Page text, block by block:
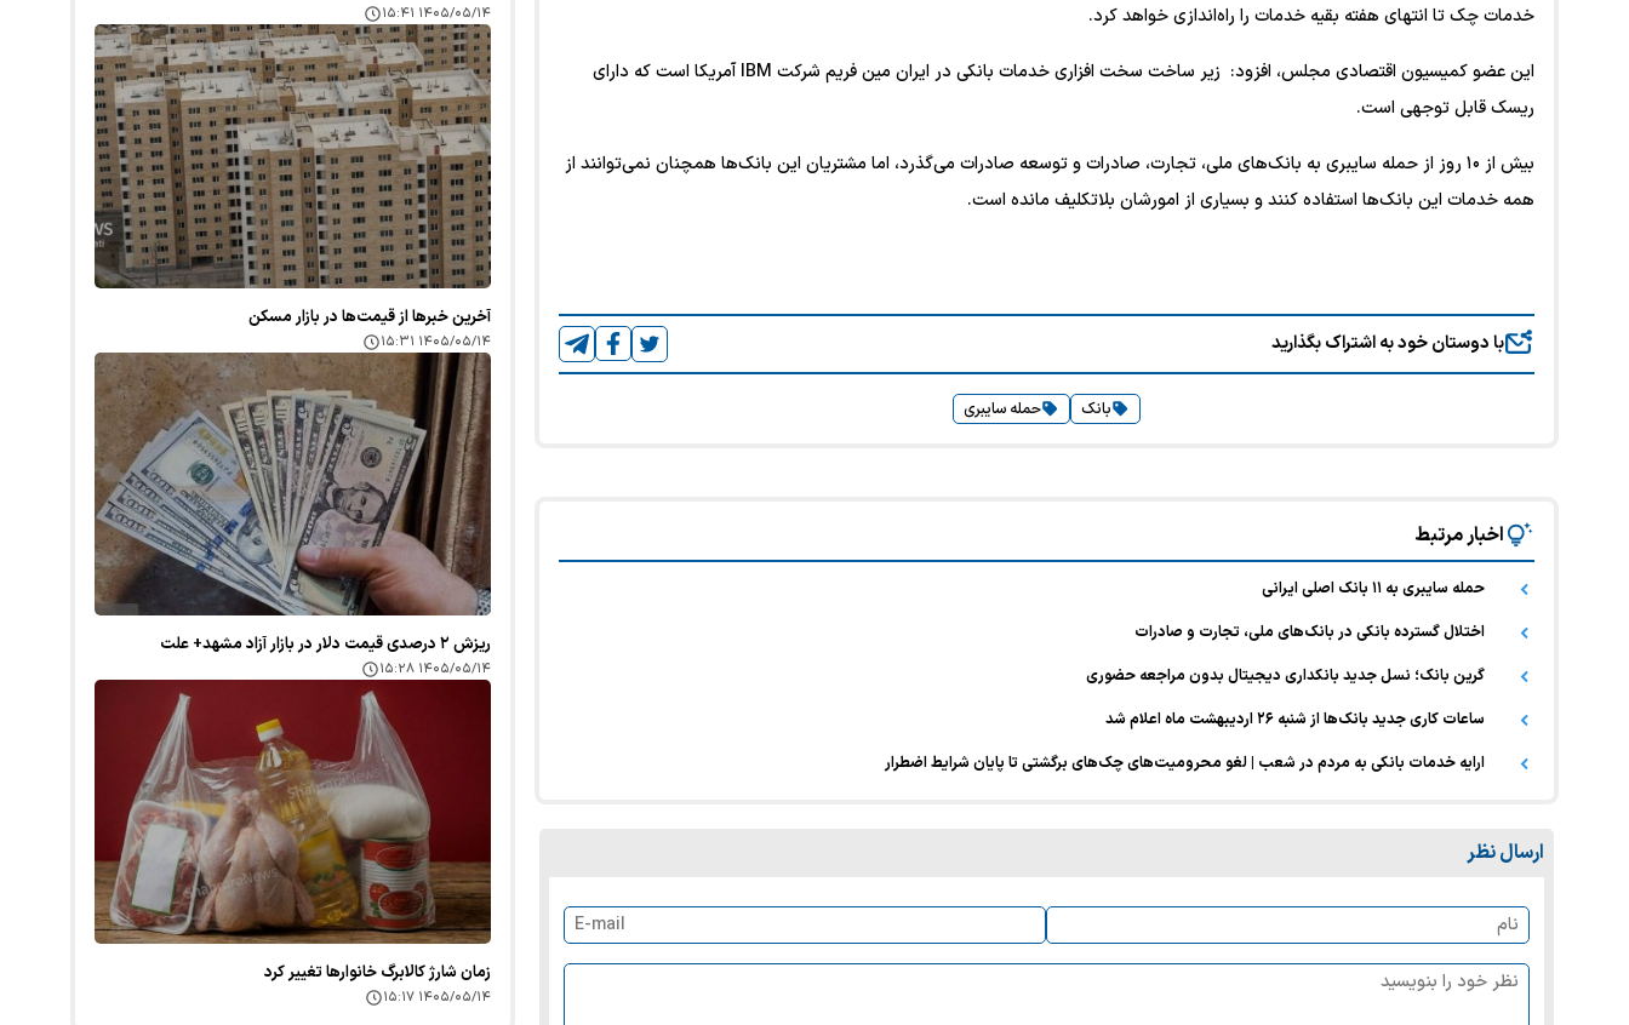
خدمات چک تا انتهای هفته بقیه خدمات را راه‌اندازی خواهد کرد.
این عضو کمیسیون اقتصادی مجلس، افزود: زیر ساخت سخت افزاری خدمات بانکی در ایران مین فریم شرکت IBM آمریکا است که دارای
ریسک قابل توجهی است.
بیش از ۱۰ روز از حمله سایبری به بانک‌های ملی، تجارت، صادرات و توسعه صادرات می‌گذرد، اما مشتریان این بانک‌ها همچنان نمی‌توانند از
همه خدمات این بانک‌ها استفاده کنند و بسیاری از امورشان بلاتکلیف مانده است.
با دوستان خود به اشتراک بگذارید
بانک حمله سایبری
اخبار مرتبط
حمله سایبری به ۱۱ بانک اصلی ایرانی
اختلال گسترده بانکی در بانک‌های ملی، تجارت و صادرات
گرین بانک؛ نسل جدید بانکداری دیجیتال بدون مراجعه حضوری
ساعات کاری جدید بانک‌ها از شنبه ۲۶ اردیبهشت ماه اعلام شد
ارایه خدمات بانکی به مردم در شعب | لغو محرومیت‌های چک‌های برگشتی تا پایان شرایط اضطرار
ارسال نظر
۱۴۰۵/۰۵/۱۴ ۱۵:۴۱
آخرین خبر‌ها از قیمت‌ها در بازار مسکن
۱۴۰۵/۰۵/۱۴ ۱۵:۳۱
ریزش ۲ درصدی قیمت دلار در بازار آزاد مشهد+ علت
۱۴۰۵/۰۵/۱۴ ۱۵:۲۸
زمان شارژ کالابرگ خانوارها تغییر کرد
۱۴۰۵/۰۵/۱۴ ۱۵:۱۷